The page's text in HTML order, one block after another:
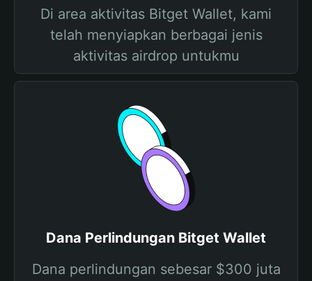
Di area aktivitas Bitget Wallet, kami
telah menyiapkan berbagai jenis
aktivitas airdrop untukmu
Dana Perlindungan Bitget Wallet
Dana perlindungan sebesar $300 juta